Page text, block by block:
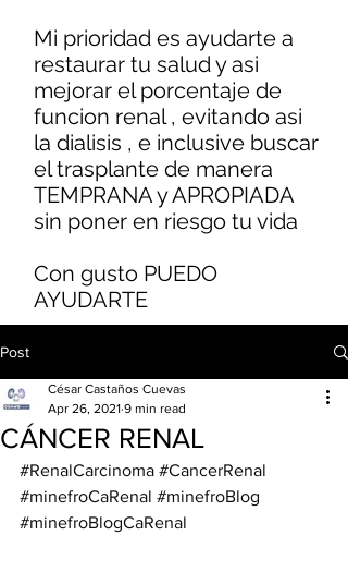
Mi prioridad es ayudarte a
restaurar tu salud y asi
mejorar el porcentaje de
funcion renal , evitando asi
la dialisis , e inclusive buscar
el trasplante de manera
TEMPRANA y APROPIADA
sin poner en riesgo tu vida
Con gusto PUEDO
AYUDARTE
Post
CÁNCER RENAL
César Castaños Cuevas
Apr 26, 2021 9 min read
#RenalCarcinoma #CancerRenal
#minefroCaRenal #minefroBlog
#minefroBlogCaRenal